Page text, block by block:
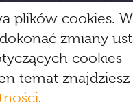
plików cookies.
zmiany
cookies
temat
.